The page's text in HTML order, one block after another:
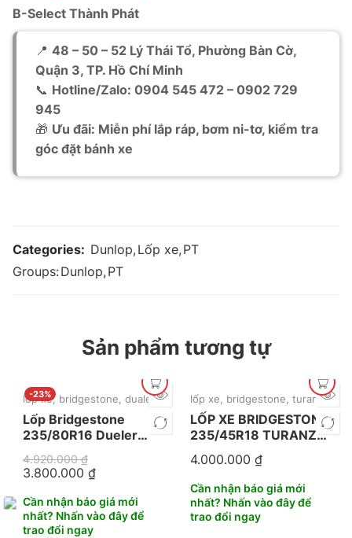
B-Select Thành Phát
📍 48 – 50 – 52 Lý Thái Tổ, Phường Bàn Cờ,
Quận 3, TP. Hồ Chí Minh
📞 Hotline/Zalo: 0904 545 472 – 0902 729
945
🎁 Ưu đãi: Miễn phí lắp ráp, bơm ni-tơ, kiểm tra
góc đặt bánh xe
Categories: Dunlop, Lốp xe, PT
Groups:Dunlop, PT
Sản phẩm tương tự
-23%
lốp xe, bridgestone, dualer ,mới nhất
Lốp Bridgestone
235/80R16 Dueler
689
4.920.000₫
3.800.000 ₫
Cần nhận báo giá mới
nhất? Nhấn vào đây để
trao đổi ngay
lốp xe, bridgestone, turanza ,
LỐP XE BRIDGESTONE
235/45R18 TURANZA
T06
4.000.000 ₫
Cần nhận báo giá mới
nhất? Nhấn vào đây để
trao đổi ngay